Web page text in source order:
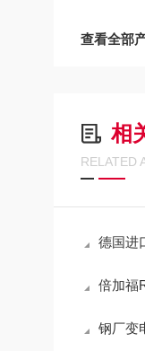
查看全部
相
RELATED
德国进口倍加
倍加福
钢厂变